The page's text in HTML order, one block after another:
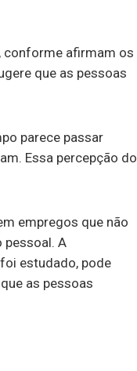
conforme afirmam os
que as pessoas
parece passar
Essa percepção do
empregos que não
pessoal. A
estudado, pode
as pessoas